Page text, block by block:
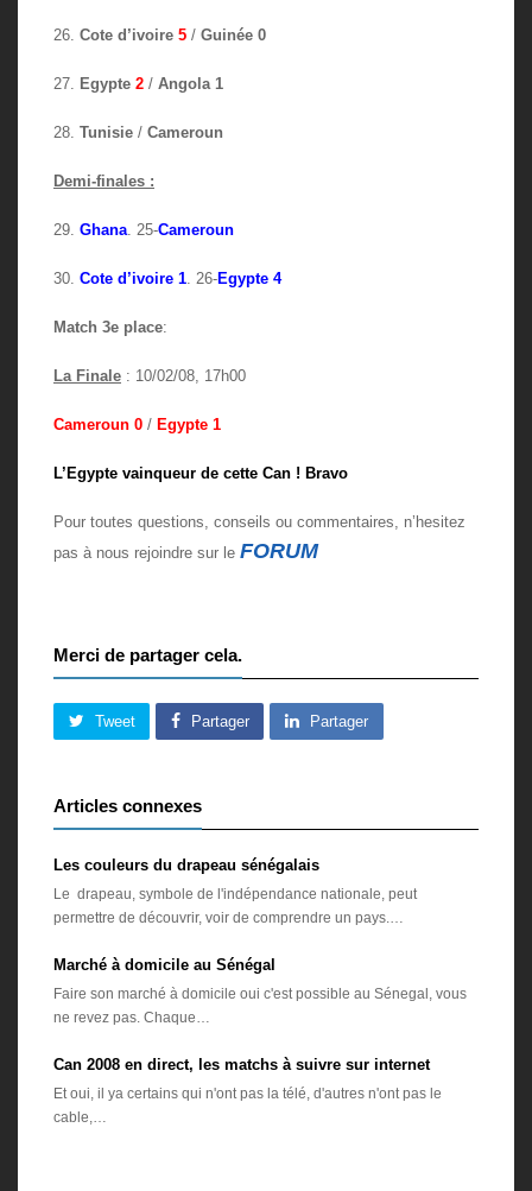
26. Cote d’ivoire 5 / Guinée 0
27. Egypte 2 / Angola 1
28. Tunisie / Cameroun
Demi-finales :
29. Ghana. 25-Cameroun
30. Cote d’ivoire 1. 26-Egypte 4
Match 3e place:
La Finale : 10/02/08, 17h00
Cameroun 0 / Egypte 1
L’Egypte vainqueur de cette Can ! Bravo
Pour toutes questions, conseils ou commentaires, n’hesitez
pas à nous rejoindre sur le FORUM
Merci de partager cela.
Tweet Partager Partager
Articles connexes
Les couleurs du drapeau sénégalais
Le drapeau, symbole de l'indépendance nationale, peut
permettre de découvrir, voir de comprendre un pays.…
Marché à domicile au Sénégal
Faire son marché à domicile oui c'est possible au Sénegal, vous
ne revez pas. Chaque…
Can 2008 en direct, les matchs à suivre sur internet
Et oui, il ya certains qui n'ont pas la télé, d'autres n'ont pas le
cable,…